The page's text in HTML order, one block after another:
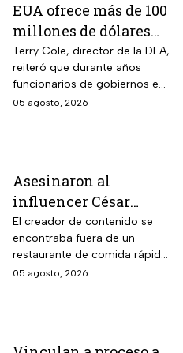
EUA ofrece más de 100
millones de dólares
por líderes del CJNG;
aumenta recompensa
por hijastro de “El
Mencho”
Terry Cole, director de la DEA,
reiteró que durante años
funcionarios de gobiernos en
México apoyaron a los
05 agosto, 2026
Asesinaron al
influencer César
Gastélum mientras
transmitía en vivo en
Culiacán, Sinaloa
El creador de contenido se
encontraba fuera de un
restaurante de comida rápida
cuando recibió el disparo;
05 agosto, 2026